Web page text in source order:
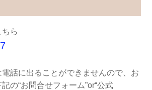
ら
話に出ることができませんので、お
の“お問合せフォーム”or“公式